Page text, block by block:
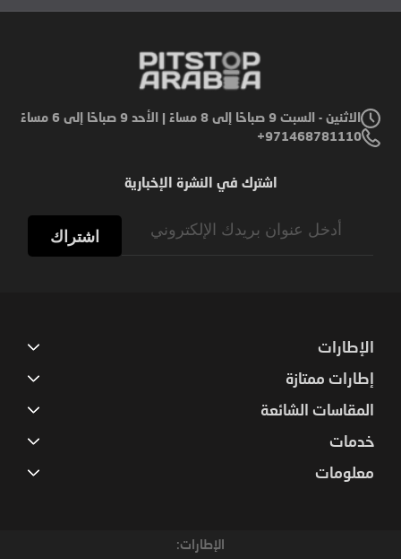
الاثنين - السبت 9 صباحًا إلى 8 مساءً | الأحد 9 صباحًا إلى 6 مساءً
971468781110+
اشترك في النشرة الإخبارية
اشتراك
الإطارات
إطارات ممتازة
المقاسات الشائعة
خدمات
معلومات
الإطارات: